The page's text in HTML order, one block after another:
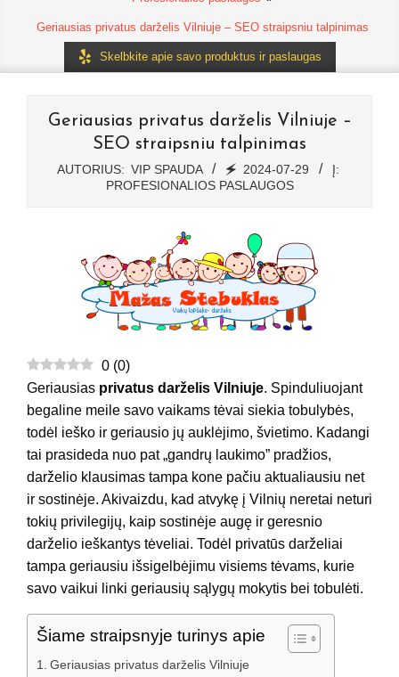
Geriausias privatus darželis Vilniuje – SEO straipsniu talpinimas
Skelbkite apie savo produktus ir paslaugas
Geriausias privatus darželis Vilniuje –
SEO straipsniu talpinimas
AUTORIUS: VIP SPAUDA 🗲 2024-07-29
Į:
PROFESIONALIOS PASLAUGOS
0 (0)
Geriausias privatus darželis Vilniuje. Spinduliuojant
begaline meile savo vaikams tėvai siekia tobulybės,
todėl ieško ir geriausio jų auklėjimo, švietimo. Kadangi
tai prasideda nuo pat „gandrų laukimo” pradžios,
darželio klausimas tampa kone pačiu aktualiausiu net
ir sostinėje. Akivaizdu, kad atvykę į Vilnių neretai neturi
tokių privilegijų, kaip sostinėje augę ir geresnio
darželio ieškantys tėveliai. Todėl privatūs darželiai
tampa geriausiu išsigelbėjimu visiems tėvams, kurie
savo vaikui linki geriausių sąlygų mokytis bei tobulėti.
Šiame straipsnyje turinys apie
Geriausias privatus darželis Vilniuje